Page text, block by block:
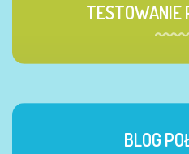
TESTOWANIE
BLOG